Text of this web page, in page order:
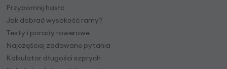
Przypomnij hasło
Jak dobrać wysokość ramy?
Testy i porady rowerowe
Najczęściej zadawane pytania
Kalkulator długości szprych